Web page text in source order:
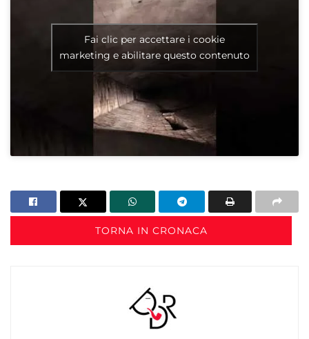
Fai clic per accettare i cookie
marketing e abilitare questo contenuto
TORNA IN CRONACA